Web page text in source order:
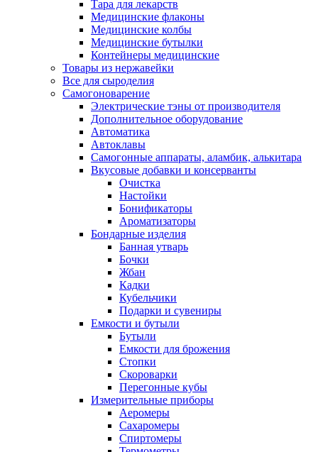
Тара для лекарств
Медицинские флаконы
Медицинские колбы
Медицинские бутылки
Контейнеры медицинские
Товары из нержавейки
Все для сыроделия
Самогоноварение
Электрические тэны от производителя
Дополнительное оборудование
Автоматика
Автоклавы
Самогонные аппараты, аламбик, алькитара
Вкусовые добавки и консерванты
Очистка
Настойки
Бонификаторы
Ароматизаторы
Бондарные изделия
Банная утварь
Бочки
Жбан
Кадки
Кубельчики
Подарки и сувениры
Емкости и бутыли
Бутыли
Емкости для брожения
Стопки
Скороварки
Перегонные кубы
Измерительные приборы
Аеромеры
Сахаромеры
Спиртомеры